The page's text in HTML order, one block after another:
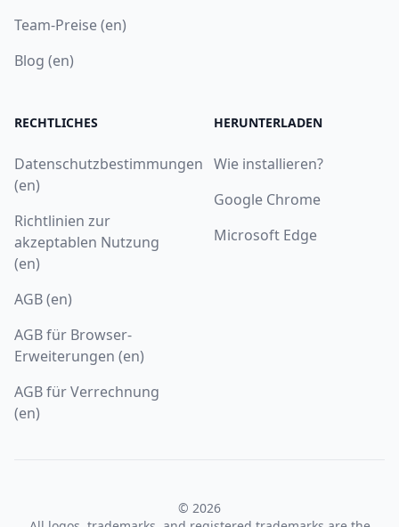
Team-Preise (en)
Blog (en)
RECHTLICHES
Datenschutzbestimmungen
(en)
Richtlinien zur
akzeptablen Nutzung
(en)
AGB (en)
AGB für Browser-
Erweiterungen (en)
AGB für Verrechnung
(en)
HERUNTERLADEN
Wie installieren?
Google Chrome
Microsoft Edge
© 2026